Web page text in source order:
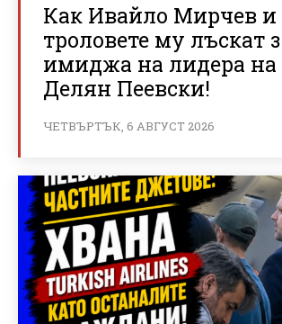
Как Ивайло Мирчев и
троловете му лъскат
имиджа на лидера
Делян Пеевски!
ЧЕТВЪРТЪК, 6 АВГУСТ 2026